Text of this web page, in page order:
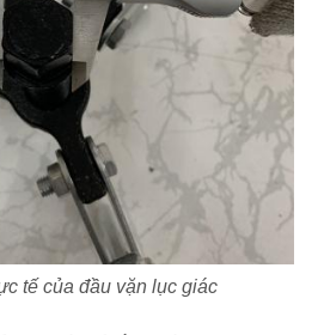
tế của đầu vặn lục giác